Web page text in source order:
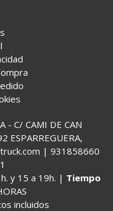
- C/ CAMI DE CAN
ESPARREGUERA,
| 931858660
y 15 a 19h. | Tiempo
incluidos